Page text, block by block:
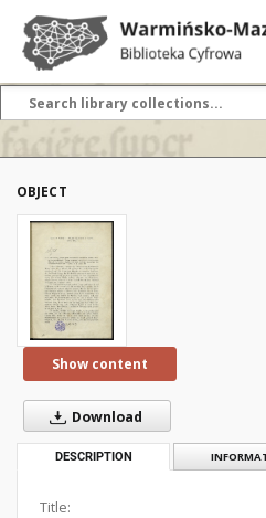
OBJECT
Show content
Download
DESCRIPTION
Title: